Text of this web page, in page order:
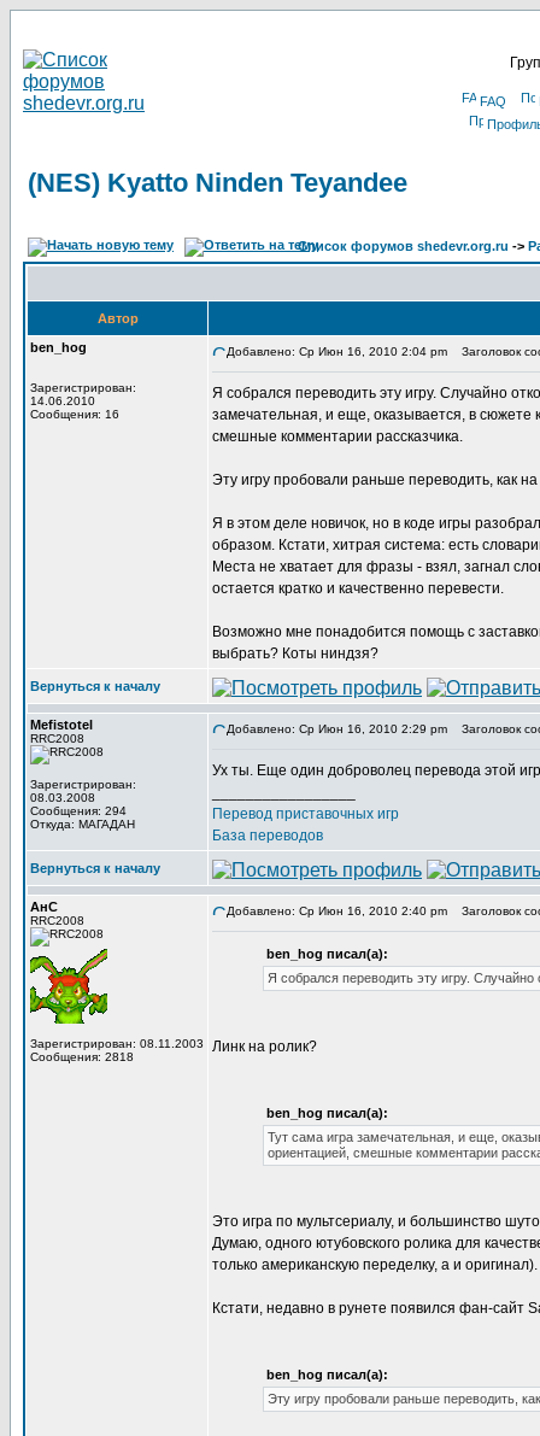
FAQ
(NES) Kyatto Ninden Teyandee
Список форумов shedevr.org.ru ->
Автор
ben_hog
Зарегистрирован:
14.06.2010
Сообщения: 16
Добавлено: Ср Июн 16, 2010 2:04 pm Заголовок
Я собрался переводить эту игру. Случайно
замечательная, и еще, оказывается, в
смешные комментарии рассказчика.
Эту игру пробовали раньше переводить, как
Я в этом деле новичок, но в коде игры
образом. Кстати, хитрая система: есть
Места не хватает для фразы - взял, загнал
остается кратко и качественно перевести.
Возможно мне понадобится помощь с
выбрать? Коты ниндзя?
Вернуться к началу
Mefistotel
RRC2008
Зарегистрирован:
08.03.2008
Сообщения: 294
Откуда: МАГАДАН
Добавлено: Ср Июн 16, 2010 2:29 pm Заголовок
Ух ты. Еще один доброволец перевода этой
Перевод приставочных игр
База переводов
Вернуться к началу
АнС
RRC2008
Зарегистрирован: 08.11.2003
Сообщения: 2818
Добавлено: Ср Июн 16, 2010 2:40 pm Заголовок
ben_hog писал(а):
Я собрался переводить эту игру.
Линк на ролик?
ben_hog писал(а):
Тут сама игра замечательная, и еще,
ориентацией, смешные комментарии
Это игра по мультсериалу, и большинство
Думаю, одного ютубовского ролика для
только американскую переделку, а и оригинал).
Кстати, недавно в рунете появился фан-сайт
ben_hog писал(а):
Эту игру пробовали раньше переводить,